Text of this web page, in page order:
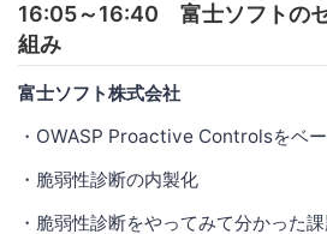
16:05～16:40 富士ソフトの
組み
富士ソフト株式会社
・OWASP Proactive Controlsをベ
・脆弱性診断の内製化
・脆弱性診断をやってみて分かった